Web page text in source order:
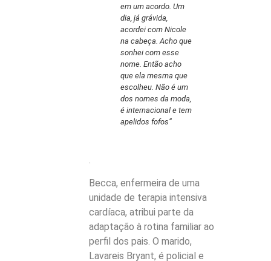
em um acordo. Um
dia, já grávida,
acordei com Nicole
na cabeça. Acho que
sonhei com esse
nome. Então acho
que ela mesma que
escolheu. Não é um
dos nomes da moda,
é internacional e tem
apelidos fofos”
.
Becca, enfermeira de uma
unidade de terapia intensiva
cardíaca, atribui parte da
adaptação à rotina familiar ao
perfil dos pais. O marido,
Lavareis Bryant, é policial e